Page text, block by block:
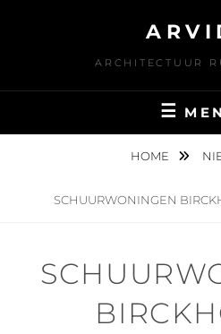
ARCHITECTUUR
HOME
SCHUURWONINGEN